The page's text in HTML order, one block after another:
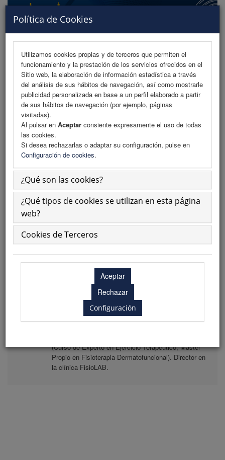
Política de Cookies
Utilizamos cookies propias y de terceros que permiten el
funcionamiento y la prestación de los servicios ofrecidos en el
Sitio web, la elaboración de información estadística a través
del análisis de sus hábitos de navegación, así como mostrarle
publicidad personalizada en base a un perfil elaborado a partir
de sus hábitos de navegación (por ejemplo, páginas
visitadas).
Al pulsar en Aceptar consiente expresamente el uso de todas
las cookies.
Si desea rechazarlas o adaptar su configuración, pulse en
Configuración de cookies.
¿Qué son las cookies?
¿Qué tipos de cookies se utilizan en esta página
web?
Cookies de Terceros
Configuración
MENU
Comité Organizador
Comité Científico
Comité Organizador
Luis Torija López
Vocal
Colegio Profesional de Fisioterapeutas de la
Comunidad de Madrid.
Biografía
Diplomado en Fisioterapia. Grado en Psicología.
Master Universitario en Salud Pública. Docente en el
Grado de Fisioterapia Universidad Europea de Madrid
(2013-act) y diferentes programas de Master (Terapia
(Curso de Experto en Ejercicio Terapéutico, Master
Propio en Fisioterapia Dermatofuncional). Director en
la clínica FisioLAB.